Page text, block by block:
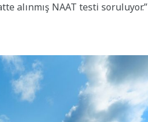
alınmış NAAT testi soruluyor.”